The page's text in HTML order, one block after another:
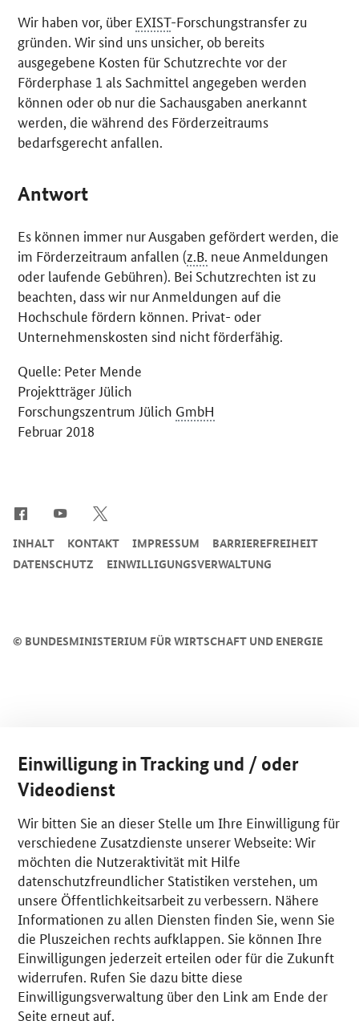
Wir haben vor, über EXIST-Forschungstransfer zu
gründen. Wir sind uns unsicher, ob bereits
ausgegebene Kosten für Schutzrechte vor der
Förderphase 1 als Sachmittel angegeben werden
können oder ob nur die Sachausgaben anerkannt
werden, die während des Förderzeitraums
bedarfsgerecht anfallen.
Antwort
Es können immer nur Ausgaben gefördert werden, die
im Förderzeitraum anfallen (z.B. neue Anmeldungen
oder laufende Gebühren). Bei Schutzrechten ist zu
beachten, dass wir nur Anmeldungen auf die
Hochschule fördern können. Privat- oder
Unternehmenskosten sind nicht förderfähig.
Quelle: Peter Mende
Projektträger Jülich
Forschungszentrum Jülich GmbH
Februar 2018
© BUNDESMINISTERIUM FÜR WIRTSCHAFT UND ENERGIE
INHALT KONTAKT IMPRESSUM
BARRIEREFREIHEIT
DATENSCHUTZ
EINWILLIGUNGSVERWALTUNG
Einwilligung in Tracking und / oder
Videodienst
Wir bitten Sie an dieser Stelle um Ihre Einwilligung für
verschiedene Zusatzdienste unserer Webseite: Wir
möchten die Nutzeraktivität mit Hilfe
datenschutzfreundlicher Statistiken verstehen, um
unsere Öffentlichkeitsarbeit zu verbessern. Nähere
Informationen zu allen Diensten finden Sie, wenn Sie
die Pluszeichen rechts aufklappen. Sie können Ihre
Einwilligungen jederzeit erteilen oder für die Zukunft
widerrufen. Rufen Sie dazu bitte diese
Einwilligungsverwaltung über den Link am Ende der
Seite erneut auf.